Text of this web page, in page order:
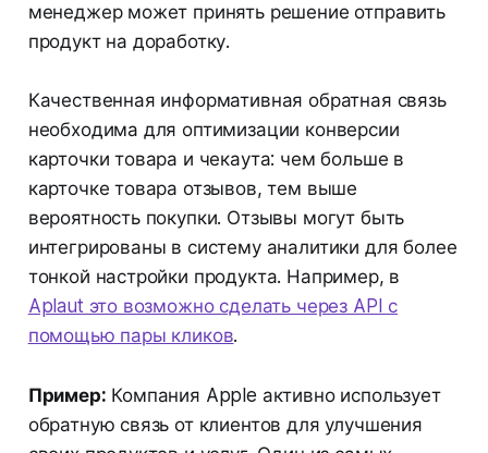
менеджер может принять решение отправить
продукт на доработку.
Качественная информативная обратная связь
необходима для оптимизации конверсии
карточки товара и чекаута: чем больше в
карточке товара отзывов, тем выше
вероятность покупки. Отзывы могут быть
интегрированы в систему аналитики для более
тонкой настройки продукта. Например, в
Aplaut это возможно сделать через API с
помощью пары кликов.
Пример: Компания Apple активно использует
обратную связь от клиентов для улучшения